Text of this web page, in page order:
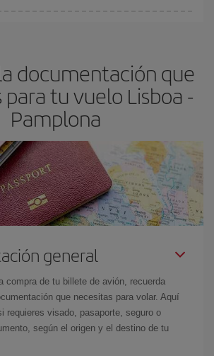
saldrán. Además, si buscas los vuelos con
del viaje un poco abiertos, podráselegir
documentación que
tu vuelo Lisboa -
Pamplona
general
compra de tu billete de avión, recuerda
que necesitas para volar. Aquí
requieres visado, pasaporte, seguro o
según el origen y el destino de tu